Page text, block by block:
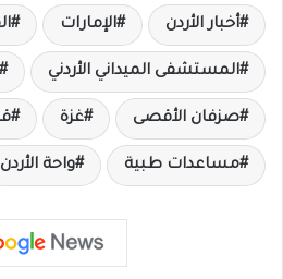
أخبار الأردن الإمارات
المستشفى الميداني الأردني
صزفان الأقصى غزة
مساعدات طبية واحة الأردن